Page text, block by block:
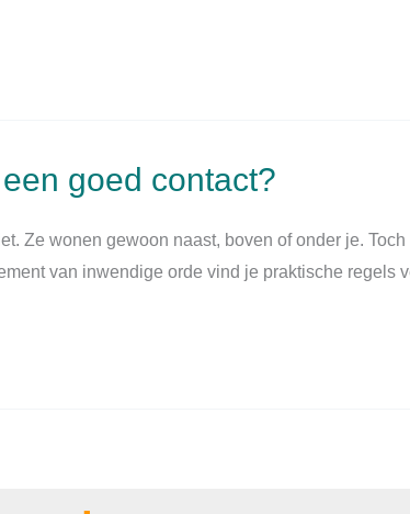
goed contact?
Ze wonen gewoon naast, boven of onder je.
van inwendige orde vind je praktische